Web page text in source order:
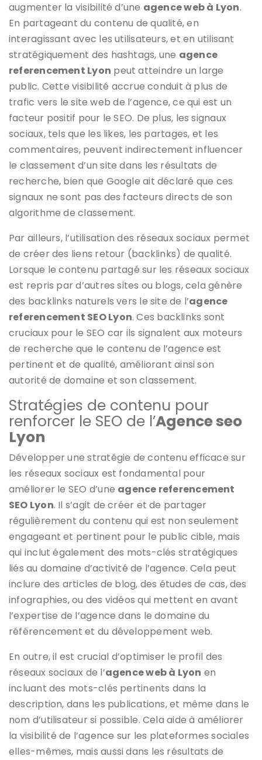
augmenter la visibilité d’une agence web à Lyon.
En partageant du contenu de qualité, en
interagissant avec les utilisateurs, et en utilisant
stratégiquement des hashtags, une agence
referencement Lyon peut atteindre un large
public. Cette visibilité accrue conduit à plus de
trafic vers le site web de l’agence, ce qui est un
facteur positif pour le SEO. De plus, les signaux
sociaux, tels que les likes, les partages, et les
commentaires, peuvent indirectement influencer
le classement d’un site dans les résultats de
recherche, bien que Google ait déclaré que ces
signaux ne sont pas des facteurs directs de son
algorithme de classement.
Par ailleurs, l’utilisation des réseaux sociaux permet
de créer des liens retour (backlinks) de qualité.
Lorsque le contenu partagé sur les réseaux sociaux
est repris par d’autres sites ou blogs, cela génère
des backlinks naturels vers le site de l’agence
referencement SEO Lyon. Ces backlinks sont
cruciaux pour le SEO car ils signalent aux moteurs
de recherche que le contenu de l’agence est
pertinent et de qualité, améliorant ainsi son
autorité de domaine et son classement.
Stratégies de contenu pour
renforcer le SEO de l’Agence seo
Lyon
Développer une stratégie de contenu efficace sur
les réseaux sociaux est fondamental pour
améliorer le SEO d’une agence referencement
SEO Lyon. Il s’agit de créer et de partager
régulièrement du contenu qui est non seulement
engageant et pertinent pour le public cible, mais
qui inclut également des mots-clés stratégiques
liés au domaine d’activité de l’agence. Cela peut
inclure des articles de blog, des études de cas, des
infographies, ou des vidéos qui mettent en avant
l’expertise de l’agence dans le domaine du
référencement et du développement web.
En outre, il est crucial d’optimiser le profil des
réseaux sociaux de l’agence web à Lyon en
incluant des mots-clés pertinents dans la
description, dans les publications, et même dans le
nom d’utilisateur si possible. Cela aide à améliorer
la visibilité de l’agence sur les plateformes sociales
elles-mêmes, mais aussi dans les résultats de